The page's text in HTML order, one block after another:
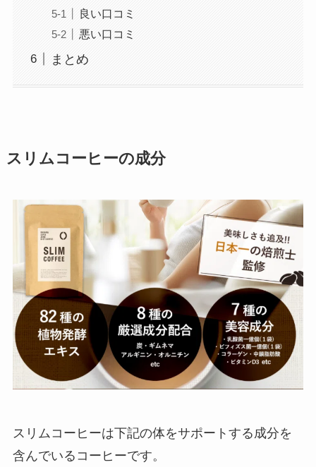
良い口コミ
悪い口コミ
まとめ
スリムコーヒーの成分
スリムコーヒーは下記の体をサポートする成分を
含んでいるコーヒーです。